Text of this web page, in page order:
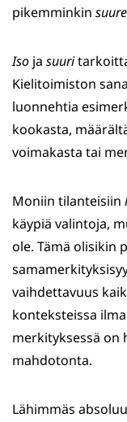
pikemminkin
Iso ja suuri
Kielitoimiston
luonnehtia
kookasta,
voimakasta tai
Moniin tilanteisiin
käypiä valintoja,
ole. Tämä olisikin
vaihdettavuus
konteksteissa
merkityksessä on
mahdotonta.
Lähimmäs